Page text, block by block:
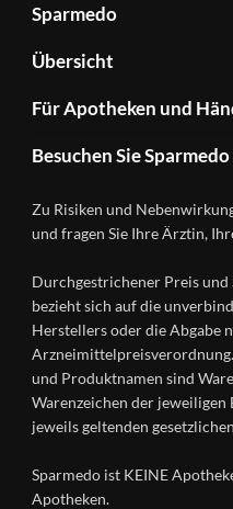
Sparmedo
Über
Sparmedo
FAQ
Kontakt
Datenschutz
Nutzungsbedingungen
Übersicht
Herstellerverzeichnis
Produkte
A-
Ratgeber
Wirkstoffe
Gesundheitsmagazin
Für Apotheken und
&
Händlerlogin
Besuchen Sie
Instagram
Zu Risiken und
und fragen Sie Ihre Ärztin,
Durchgestrichener Preis
bezieht sich auf die
Herstellers oder die Abgabe
und Produktnamen sind
Warenzeichen der jeweiligen
jeweils geltenden
Sparmedo ist KEINE
Apotheken.